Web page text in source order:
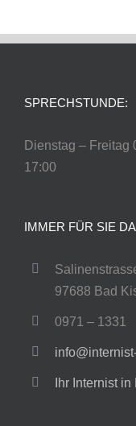
SPRECHSTUNDE:
Dienstag –
17:00
IMMER FÜR SIE
97688 Bad
0971 – 1331
Ihr Internist